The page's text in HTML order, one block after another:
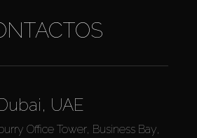
UAE
Office Tower, Business Bay,